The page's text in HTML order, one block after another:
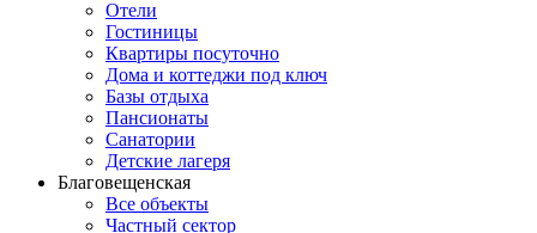
Отели
Гостиницы
Квартиры посуточно
Дома и коттеджи под ключ
Базы отдыха
Пансионаты
Санатории
Детские лагеря
Благовещенская
Все объекты
Частный сектор